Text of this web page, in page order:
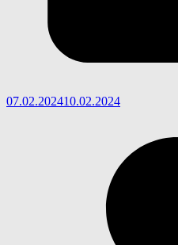
07.02.202410.02.2024